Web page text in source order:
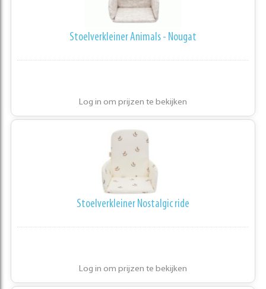
Stoelverkleiner Animals - Nougat
Log in om prijzen te bekijken
Stoelverkleiner Nostalgic ride
Log in om prijzen te bekijken